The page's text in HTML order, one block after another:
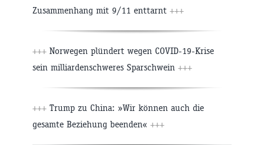
Zusammenhang mit 9/11 enttarnt +++
+++ Norwegen plündert wegen COVID-19-Krise
sein milliardenschweres Sparschwein +++
+++ Trump zu China: »Wir können auch die
gesamte Beziehung beenden« +++